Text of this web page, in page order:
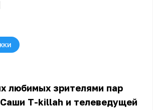
любимых зрителями пар
Саши T-killah и телеведущей